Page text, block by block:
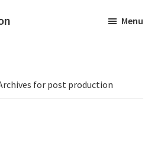
Menu
for post production